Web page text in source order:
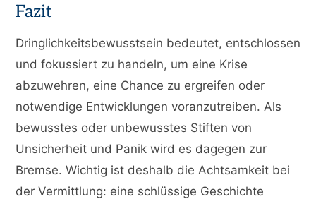
Fazit
Dringlichkeitsbewusstsein bedeutet, entschlossen
und fokussiert zu handeln, um eine Krise
abzuwehren, eine Chance zu ergreifen oder
notwendige Entwicklungen voranzutreiben. Als
bewusstes oder unbewusstes Stiften von
Unsicherheit und Panik wird es dagegen zur
Bremse. Wichtig ist deshalb die Achtsamkeit bei
der Vermittlung: eine schlüssige Geschichte